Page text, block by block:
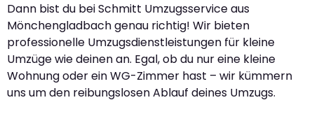
Dann bist du bei Schmitt Umzugsservice aus
Mönchengladbach genau richtig! Wir bieten
professionelle Umzugsdienstleistungen für kleine
Umzüge wie deinen an. Egal, ob du nur eine kleine
Wohnung oder ein WG-Zimmer hast – wir kümmern
uns um den reibungslosen Ablauf deines Umzugs.